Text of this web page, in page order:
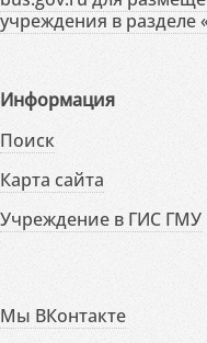
учреждения в
Информация
Поиск
Карта сайта
Учреждение в ГИС ГМУ
Мы ВКонтакте